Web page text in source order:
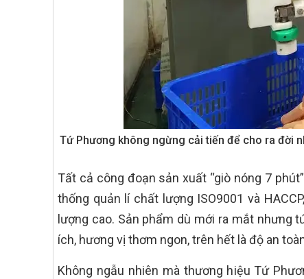
Tứ Phương không ngừng cải tiến để cho ra đời
Tất cả công đoạn sản xuất “giò nóng 7
thống quản lí chất lượng ISO9001 và
lượng cao. Sản phẩm dù mới ra mắt nhưng
ích, hương vị thơm ngon, trên hết là độ an
Không ngẫu nhiên mà thương hiệu Tứ